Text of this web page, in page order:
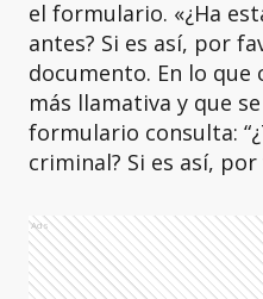
el formulario. «¿Ha
antes? Si es así, por
documento. En lo
más llamativa y que
formulario consulta:
criminal? Si es así,
Ads